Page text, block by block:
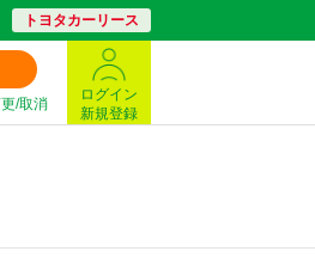
トヨタカーリース
/取消
ログイン
新規登録